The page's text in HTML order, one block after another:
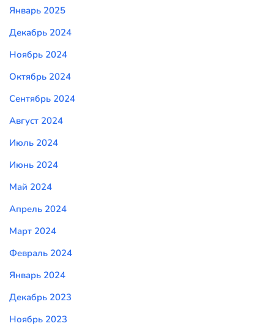
Январь 2025
Декабрь 2024
Ноябрь 2024
Октябрь 2024
Сентябрь 2024
Август 2024
Июль 2024
Июнь 2024
Май 2024
Апрель 2024
Март 2024
Февраль 2024
Январь 2024
Декабрь 2023
Ноябрь 2023